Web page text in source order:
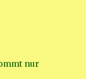
nur